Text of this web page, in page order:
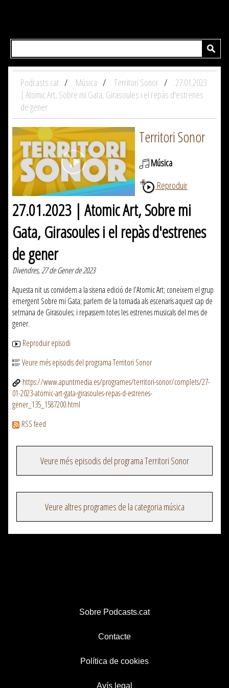
Podcasts.cat Música Territori Sonor
27.01.2023
| Atomic Art, Sobre mi Gata, Girasoules i el repàs d'estrenes
de gener
Territori Sonor
Música
Reproduir
27.01.2023 | Atomic Art, Sobre mi
Gata, Girasoules i el repàs d'estrenes
de gener
Divendres, 27 de Gener de 2023
Aquesta nit us convidem a la sisena edició de l'Atomic Art; coneixem el grup
emergent Sobre mi Gata; parlem de la tornada als escenaris aquest cap de
setmana de Girasoules; i repassem totes les estrenes musicals del mes de
gener.
Reproduir episodi
Veure més episodis del programa Territori Sonor
https://www.apuntmedia.es/programes/territori-sonor/complets/27-
01-2023-atomic-art-gata-girasoules-repas-d-estrenes-
gener_135_1587200.html
RSS feed
Veure més episodis del programa Territori Sonor
Veure altres programes de la categoria música
Sobre Podcasts.cat
Contacte
Política de cookies
Avís legal